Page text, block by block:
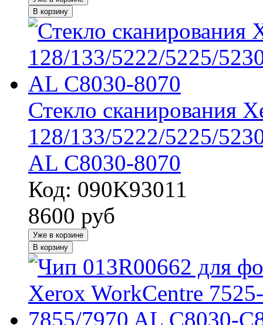
В корзину
Стекло сканирования
128/133/5222/5225/
AL C8030-8070
Код: 090K93011
8600 руб
Уже в корзине
В корзину